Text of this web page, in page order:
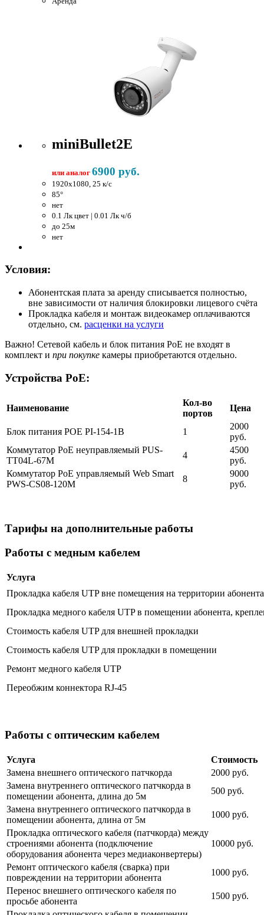
miniBullet2E
или аналог 6900 руб.
1920x1080, 25 к/c
85°
нет
0.1 Лк цвет | 0.01 Лк ч/б
до 25м
нет
Условия:
Абонентская плата за аренду списывается полностью,
вне зависимости от наличия блокировки лицевого счёта
Прокладка кабеля и монтаж видеокамер оплачиваются
отдельно, см. расценки на услуги
Важно! Сетевой кабель и блок питания PoE не входят в
комплект и при покупке камеры приобретаются отдельно.
Устройства PoE:
Наименование
Кол-во
портов
Цена
Блок питания POE PI-154-1B 1
2000
руб.
Коммутатор PoE неуправляемый PUS-
TT04L-67M
4
4500
руб.
Коммутатор PoE управляемый Web Smart
PWS-CS08-120M
8
9000
руб.
Тарифы на дополнительные работы
Работы с медным кабелем
Услуга
Прокладка кабеля UTP вне помещения на территории
Прокладка медного кабеля UTP в помещении абонента,
Стоимость кабеля UTP для внешней прокладки
Стоимость кабеля UTP для прокладки в помещении
Ремонт медного кабеля UTP
Переобжим коннектора RJ-45
Работы с оптическим кабелем
Услуга
Стоимость
Замена внешнего оптического патчкорда
2000 руб.
Замена внутреннего оптического патчкорда в
помещении абонента, длина до 5м
500 руб.
Замена внутреннего оптического патчкорда в
помещении абонента, длина от 5м
1000 руб.
Прокладка оптического кабеля (патчкорда) между
строениями абонента (подключение
оборудования абонента через медиаконвертеры)
10000 руб.
Ремонт оптического кабеля (сварка) при
повреждении на территории абонента
1000 руб.
Перенос внешнего оптического кабеля по
просьбе абонента
1500 руб.